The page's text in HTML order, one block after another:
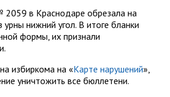
в Краснодаре обрезала на
урны нижний угол. В итоге бланки
формы, их признали
избиркома на «Карте нарушений»,
уничтожить все бюллетени.